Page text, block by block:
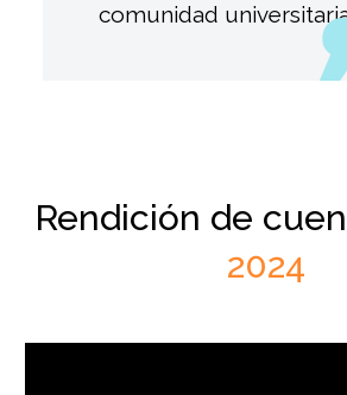
comunidad
Rendición de
2024